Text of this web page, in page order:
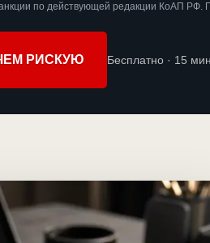
по действующей редакции КоАП РФ.
РИСКУЮ Бесплатно · 15